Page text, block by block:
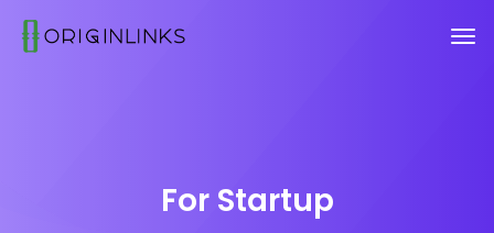
For Startup